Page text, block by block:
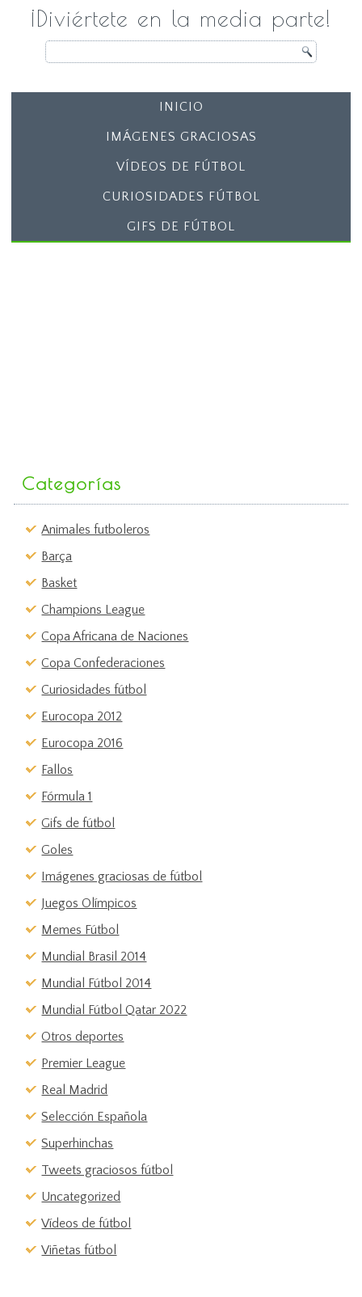
¡Diviértete en la media parte!
INICIO
IMÁGENES GRACIOSAS
VÍDEOS DE FÚTBOL
CURIOSIDADES FÚTBOL
GIFS DE FÚTBOL
Categorías
Animales futboleros
Barça
Basket
Champions League
Copa Africana de Naciones
Copa Confederaciones
Curiosidades fútbol
Eurocopa 2012
Eurocopa 2016
Fallos
Fórmula 1
Gifs de fútbol
Goles
Imágenes graciosas de fútbol
Juegos Olímpicos
Memes Fútbol
Mundial Brasil 2014
Mundial Fútbol 2014
Mundial Fútbol Qatar 2022
Otros deportes
Premier League
Real Madrid
Selección Española
Superhinchas
Tweets graciosos fútbol
Uncategorized
Vídeos de fútbol
Viñetas fútbol